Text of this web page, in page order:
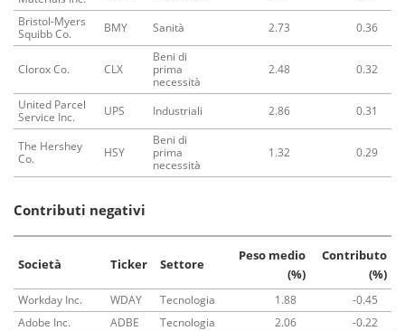
Bristol-Myers
Squibb Co.
BMY Sanità 2.73 0.36
Clorox Co. CLX
Beni di
prima
necessità
2.48 0.32
United Parcel
Service Inc.
UPS Industriali 2.86 0.31
The Hershey
Co.
HSY
Beni di
prima
necessità
1.32 0.29
Contributi negativi
Società Ticker Settore
Peso medio
(%)
Contributo
(%)
Workday Inc. WDAY Tecnologia 1.88
-0.45
Adobe Inc.
ADBE Tecnologia 2.06
-0.22